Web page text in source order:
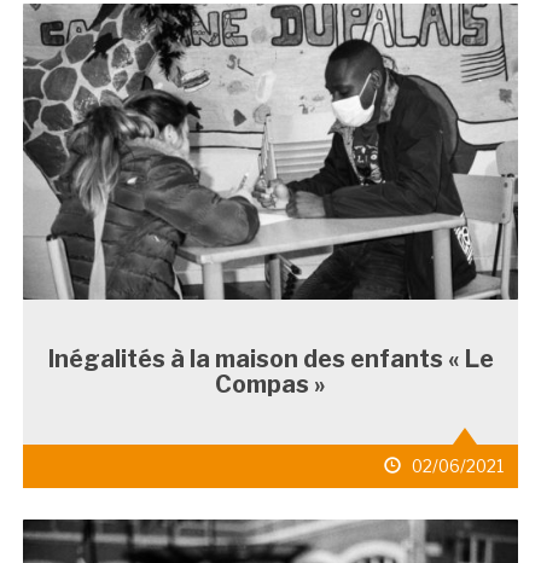
Inégalités à la maison des enfants « Le
Compas »
date
de
02/06/2021